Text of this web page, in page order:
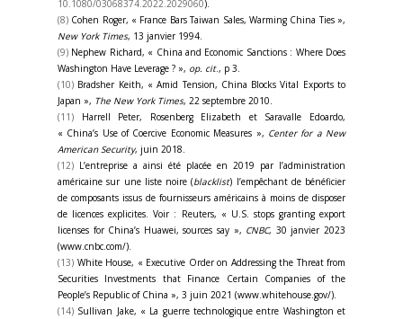
10.1080/03068374.2022.2029060).
(8) Cohen Roger, « France Bars Taiwan Sales, Warming China Ties »,
New York Times, 13 janvier 1994.
(9) Nephew Richard, « China and Economic Sanctions : Where Does
Washington Have Leverage ? », op. cit., p 3.
(10) Bradsher Keith, « Amid Tension, China Blocks Vital Exports to
Japan », The New York Times, 22 septembre 2010.
(11) Harrell Peter, Rosenberg Elizabeth et Saravalle Edoardo,
« China’s Use of Coercive Economic Measures », Center for a New
American Security, juin 2018.
(12) L’entreprise a ainsi été placée en 2019 par l’administration
américaine sur une liste noire (blacklist) l’empêchant de bénéficier
de composants issus de fournisseurs américains à moins de disposer
de licences explicites. Voir : Reuters, « U.S. stops granting export
licenses for China’s Huawei, sources say », CNBC, 30 janvier 2023
(www.cnbc.com/).
(13) White House, « Executive Order on Addressing the Threat from
Securities Investments that Finance Certain Companies of the
People’s Republic of China », 3 juin 2021 (www.whitehouse.gov/).
(14) Sullivan Jake, « La guerre technologique entre Washington et